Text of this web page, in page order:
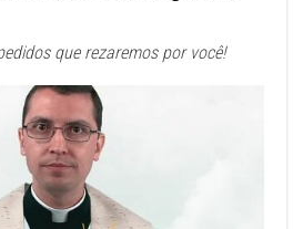
que rezaremos por você!